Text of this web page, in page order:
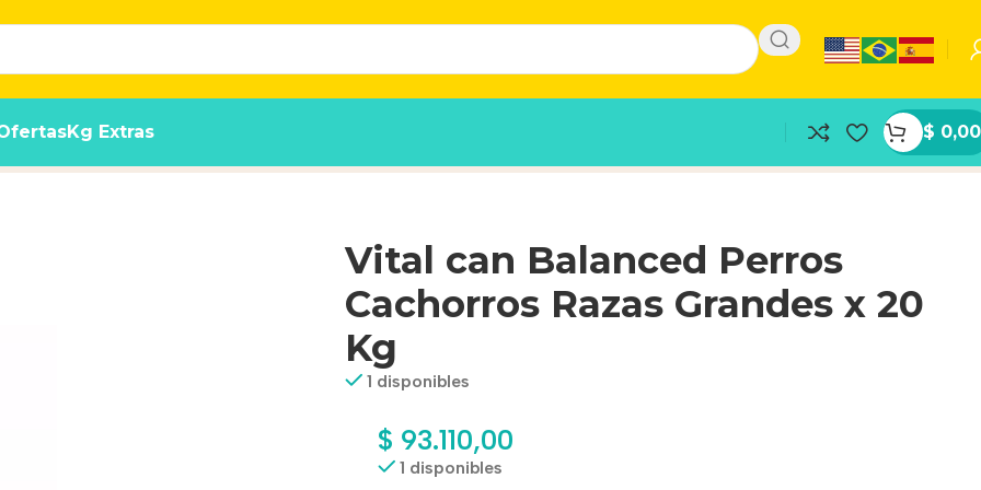
Kg Extras $ 0,00
Grandes x 20 Kg
Vital can Balanced Perros
Cachorros Razas Grandes x 20
Kg
1 disponibles
$ 93.110,00
1 disponibles